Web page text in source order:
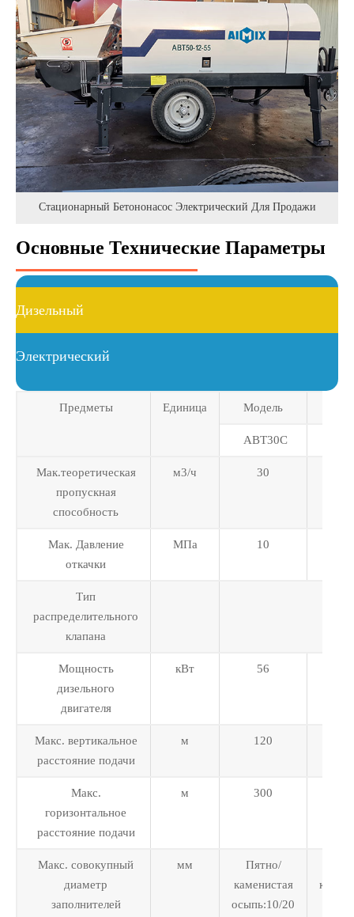
Стационарный Бетононасос Электрический Для Продажи
Основные Технические Параметры
Дизельный
Электрический
Предметы Единица Модель
ABT30C
Мак.теоретическая
пропускная
способность
м3/ч 30
Мак. Давление
откачки
МПа 10
Тип
распределительного
клапана
Мощность
дизельного
двигателя
кВт 56
Макс. вертикальное
расстояние подачи
м 120
Макс.
горизонтальное
расстояние подачи
м 300
Макс. совокупный
диаметр
заполнителей
мм
Пятно/
каменистая
осыпь:10/20